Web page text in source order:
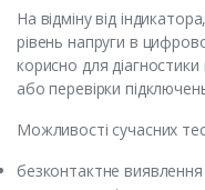
На відміну від
рівень напруги в
корисно для
або перевірки
Можливості сучасних
безконтактне виявлення